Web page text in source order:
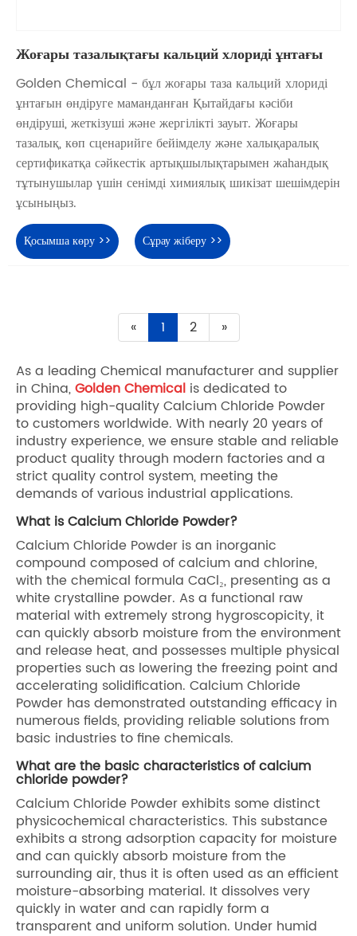
Жоғары тазалықтағы кальций хлориді ұнтағы
Golden Chemical - бұл жоғары таза кальций хлориді
ұнтағын өндіруге маманданған Қытайдағы кәсіби
өндіруші, жеткізуші және жергілікті зауыт. Жоғары
тазалық, көп сценарийге бейімделу және халықаралық
сертификатқа сәйкестік артықшылықтарымен жаһандық
тұтынушылар үшін сенімді химиялық шикізат шешімдерін
ұсыныңыз.
Қосымша көру >> Сұрау жіберу >>
« 1 2 »
As a leading Chemical manufacturer and supplier
in China,Golden Chemical is dedicated to
providing high-quality Calcium Chloride Powder
to customers worldwide. With nearly 20 years of
industry experience, we ensure stable and reliable
product quality through modern factories and a
strict quality control system, meeting the
demands of various industrial applications.
What is Calcium Chloride Powder?
Calcium Chloride Powder is an inorganic
compound composed of calcium and chlorine,
with the chemical formula CaCl₂, presenting as a
white crystalline powder. As a functional raw
material with extremely strong hygroscopicity, it
can quickly absorb moisture from the environment
and release heat, and possesses multiple physical
properties such as lowering the freezing point and
accelerating solidification. Calcium Chloride
Powder has demonstrated outstanding efficacy in
numerous fields, providing reliable solutions from
basic industries to fine chemicals.
What are the basic characteristics of calcium
chloride powder?
Calcium Chloride Powder exhibits some distinct
physicochemical characteristics. This substance
exhibits a strong adsorption capacity for moisture
and can quickly absorb moisture from the
surrounding air, thus it is often used as an efficient
moisture-absorbing material. It dissolves very
quickly in water and can rapidly form a
transparent and uniform solution. Under humid